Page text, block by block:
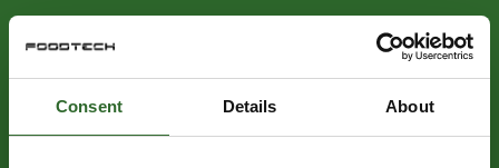
Consent Details About